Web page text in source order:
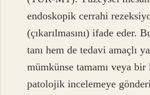
endoskopik cerrahi
(çıkarılmasını) ifade eder.
tanı hem de tedavi amaçlı
mümkünse tamamı veya bir
patolojik incelemeye